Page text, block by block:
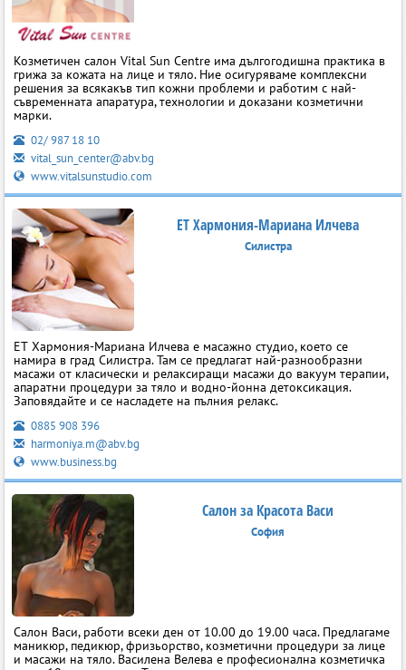
Козметичен салон Vital Sun Centre има дългогодишна практика в
грижа за кожата на лице и тяло. Ние осигуряваме комплексни
решения за всякакъв тип кожни проблеми и работим с най-
съвременната апаратура, технологии и доказани козметични
марки.
02/ 987 18 10
vital_sun_center@abv.bg
www.vitalsunstudio.com
ЕТ Хармония-Мариана Илчева
Силистра
ЕТ Хармония-Мариана Илчева е масажно студио, което се
намира в град Силистра. Там се предлагат най-разнообразни
масажи от класически и релаксиращи масажи до вакуум терапии,
апаратни процедури за тяло и водно-йонна детоксикация.
Заповядайте и се насладете на пълния релакс.
0885 908 396
harmoniya.m@abv.bg
www.business.bg
Салон за Красота Васи
София
Салон Васи, работи всеки ден от 10.00 до 19.00 часа. Предлагаме
маникюр, педикюр, фризьорство, козметични процедури за лице
и масажи на тяло. Василена Велева е професионална козметичка